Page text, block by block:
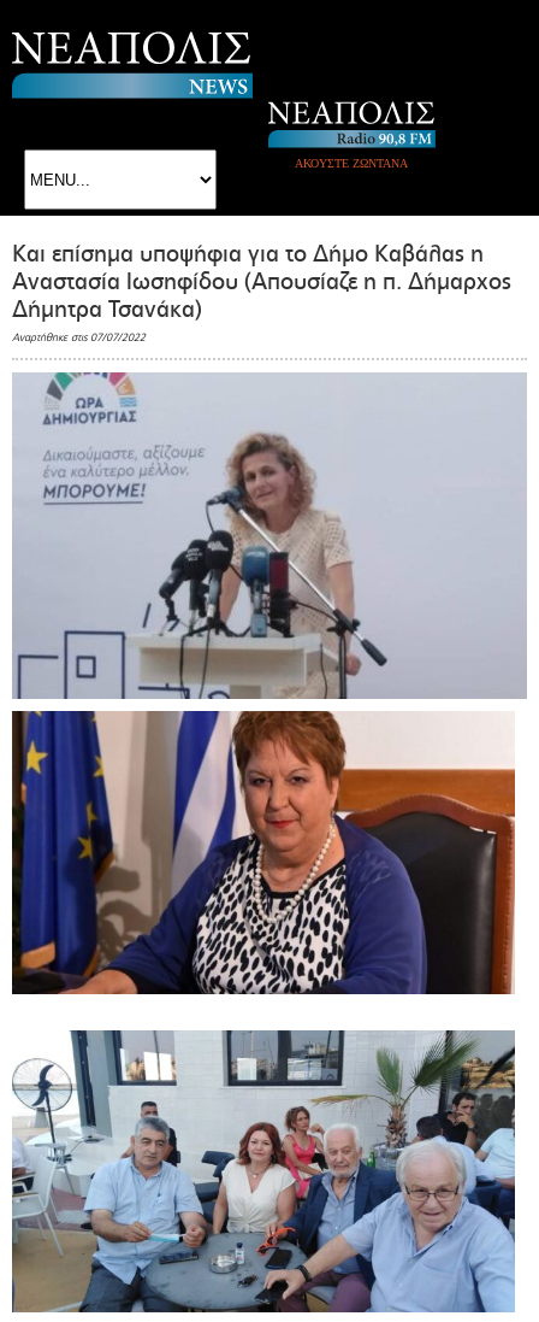
ΑΚΟΥΣΤΕ ΖΩΝΤΑΝΑ
Και επίσημα υποψήφια για το Δήμο Καβάλας η
Αναστασία Ιωσηφίδου (Απουσίαζε η π. Δήμαρχος
Δήμητρα Τσανάκα)
Αναρτήθηκε στις 07/07/2022